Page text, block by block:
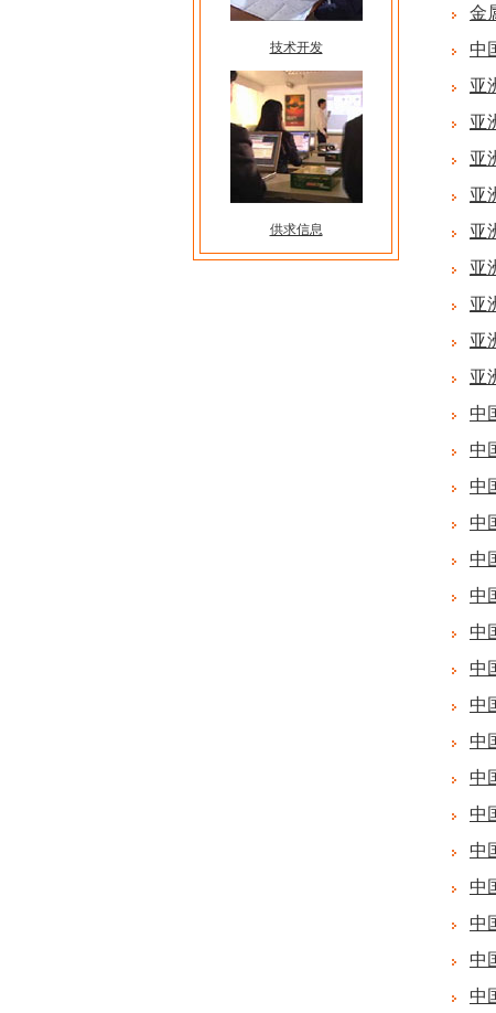
技术开发
供求信息
金
中
亚
亚
亚
亚
亚
亚
亚
亚
亚
中
中
中
中
中
中
中
中
中
中
中
中
中
中
中
中
中